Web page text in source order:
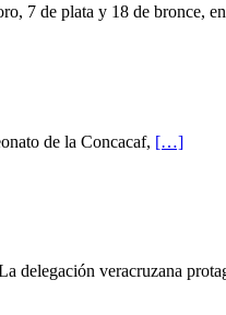
7 de plata y 18 de bronce,
de la Concacaf, […]
veracruzana